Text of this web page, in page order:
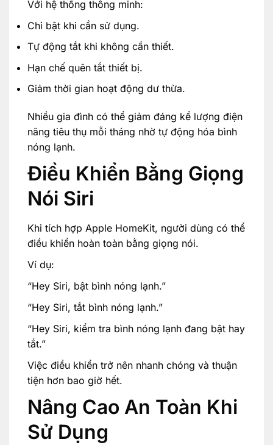
Với hệ thống thông minh:
Chỉ bật khi cần sử dụng.
Tự động tắt khi không cần thiết.
Hạn chế quên tắt thiết bị.
Giảm thời gian hoạt động dư thừa.
Nhiều gia đình có thể giảm đáng kể lượng điện
năng tiêu thụ mỗi tháng nhờ tự động hóa bình
nóng lạnh.
Điều Khiển Bằng Giọng
Nói Siri
Khi tích hợp Apple HomeKit, người dùng có thể
điều khiển hoàn toàn bằng giọng nói.
Ví dụ:
“Hey Siri, bật bình nóng lạnh.”
“Hey Siri, tắt bình nóng lạnh.”
“Hey Siri, kiểm tra bình nóng lạnh đang bật hay
tắt.”
Việc điều khiển trở nên nhanh chóng và thuận
tiện hơn bao giờ hết.
Nâng Cao An Toàn Khi
Sử Dụng